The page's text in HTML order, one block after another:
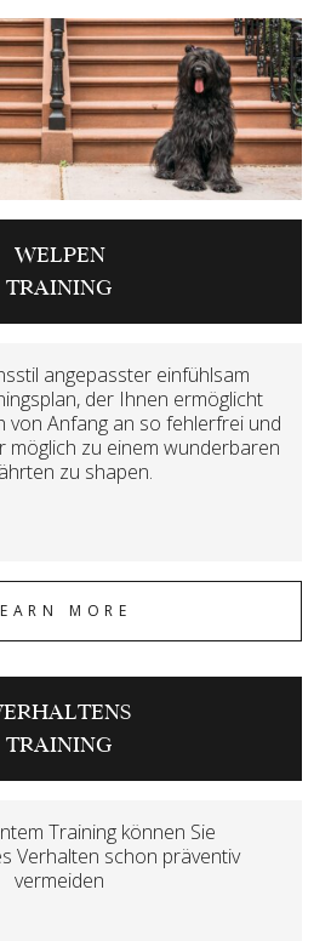
WELPEN
TRAINING
angepasster einfühlsam
der Ihnen ermöglicht
von Anfang an so fehlerfrei und
möglich zu einem wunderbaren
zu shapen.
MORE
TRAINING
Training können Sie
Verhalten schon präventiv
vermeiden